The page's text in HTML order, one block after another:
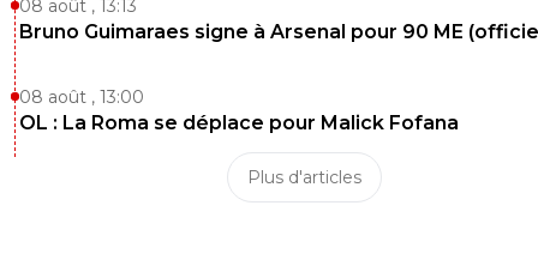
08 août , 13:13
Bruno Guimaraes signe à Arsenal pour 90 ME
08 août , 13:00
OL : La Roma se déplace pour Malick Fofana
Plus d'articles